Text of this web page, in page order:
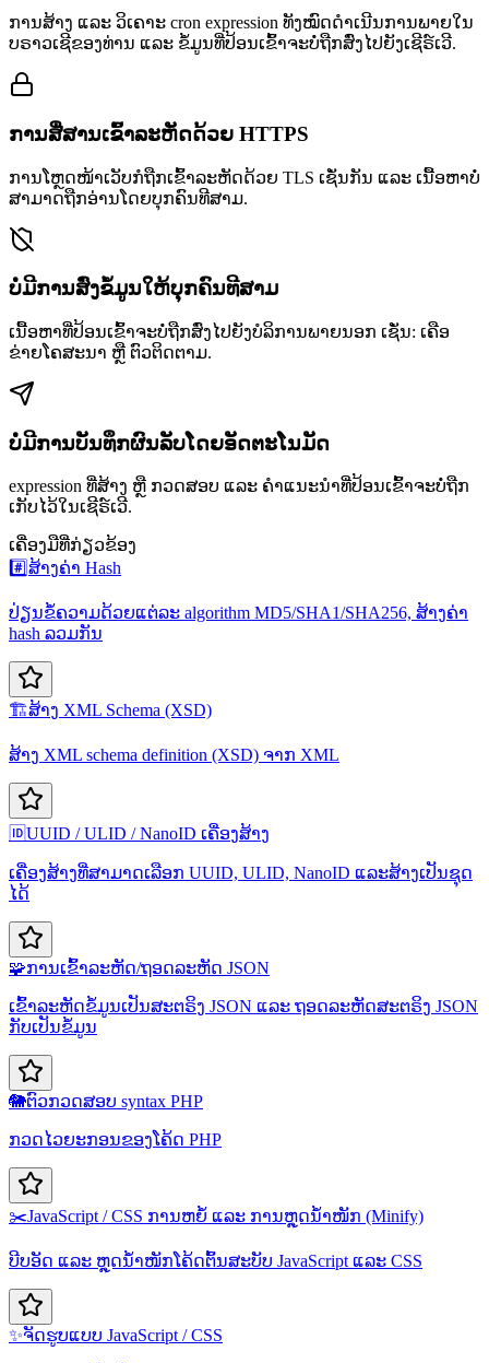
ການສ້າງ ແລະ ວິເຄາະ cron expression ທັງໝົດດຳເນີນການພາຍໃນ
ບຣາວເຊີຂອງທ່ານ ແລະ ຂໍ້ມູນທີ່ປ້ອນເຂົ້າຈະບໍ່ຖືກສົ່ງໄປຍັງເຊີຣ໌ເວີ.
ການສື່ສານເຂົ້າລະຫັດດ້ວຍ HTTPS
ການໂຫຼດໜ້າເວັບກໍຖືກເຂົ້າລະຫັດດ້ວຍ TLS ເຊັ່ນກັນ ແລະ ເນື້ອຫາບໍ່
ສາມາດຖືກອ່ານໂດຍບຸກຄົນທີສາມ.
ບໍ່ມີການສົ່ງຂໍ້ມູນໃຫ້ບຸກຄົນທີສາມ
ເນື້ອຫາທີ່ປ້ອນເຂົ້າຈະບໍ່ຖືກສົ່ງໄປຍັງບໍລິການພາຍນອກ ເຊັ່ນ: ເຄືອ
ຂ່າຍໂຄສະນາ ຫຼື ຕົວຕິດຕາມ.
ບໍ່ມີການບັນທຶກຜົນລັບໂດຍອັດຕະໂນມັດ
expression ທີ່ສ້າງ ຫຼື ກວດສອບ ແລະ ຄຳແນະນຳທີ່ປ້ອນເຂົ້າຈະບໍ່ຖືກ
ເກັບໄວ້ໃນເຊີຣ໌ເວີ.
ເຄື່ອງມືທີ່ກ່ຽວຂ້ອງ
#️⃣ ສ້າງຄ່າ Hash
ປ່ຽນຂໍ້ຄວາມດ້ວຍແຕ່ລະ algorithm MD5/SHA1/SHA256, ສ້າງຄ່າ
hash ລວມກັນ
🏗️ສ້າງ XML Schema (XSD)
ສ້າງ XML schema definition (XSD) ຈາກ XML
🆔UUID / ULID / NanoID ເຄື່ອງສ້າງ
ເຄື່ອງສ້າງທີ່ສາມາດເລືອກ UUID, ULID, NanoID ແລະສ້າງເປັນຊຸດ
ໄດ້
🧩ການເຂົ້າລະຫັດ/ຖອດລະຫັດ JSON
ເຂົ້າລະຫັດຂໍ້ມູນເປັນສະຕຣິງ JSON ແລະ ຖອດລະຫັດສະຕຣິງ JSON
ກັບເປັນຂໍ້ມູນ
🐘ຕົວກວດສອບ syntax PHP
ກວດໄວຍະກອນຂອງໂຄ້ດ PHP
✂️JavaScript / CSS ການຫຍໍ້ ແລະ ການຫຼຸດນ້ຳໜັກ (Minify)
ບີບອັດ ແລະ ຫຼຸດນ້ຳໜັກໂຄ້ດຕົ້ນສະບັບ JavaScript ແລະ CSS
✨ຈັດຮູບແບບ JavaScript / CSS